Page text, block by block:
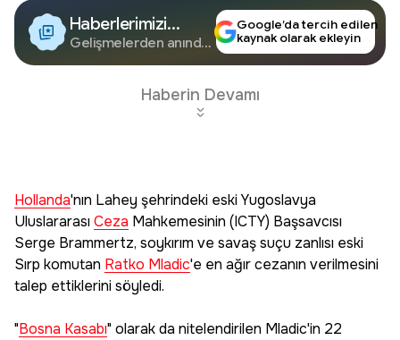
Haberlerimizi
Google'da Takip
Edin
Gelişmelerden anında
Google’da tercih edilen
kaynak olarak ekleyin
Haberin Devamı
Hollanda'nın Lahey şehrindeki eski Yugoslavya
UluslararasıCeza Mahkemesinin (ICTY) Başsavcısı
Serge Brammertz, soykırım ve savaş suçu zanlısı eski
Sırp komutan Ratko Mladic'e en ağır cezanın verilmesini
talep ettiklerini söyledi.
"Bosna Kasabı" olarak da nitelendirilen Mladic'in 22